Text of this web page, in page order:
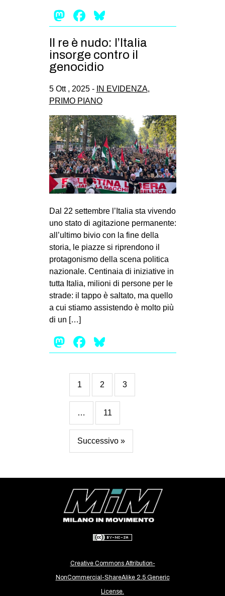
Mastodon
Facebook
Il re è nudo: l’Italia
insorge contro il
genocidio
5 Ott , 2025 - IN EVIDENZA,
PRIMO PIANO
Dal 22 settembre l’Italia sta vivendo
uno stato di agitazione permanente:
all’ultimo bivio con la fine della
storia, le piazze si riprendono il
protagonismo della scena politica
nazionale. Centinaia di iniziative in
tutta Italia, milioni di persone per le
strade: il tappo è saltato, ma quello
a cui stiamo assistendo è molto più
di un […]
Mastodon
Facebook
1 2 3
… 11
Successivo »
Creative Commons Attribution-
NonCommercial-ShareAlike 2.5 Generic
License.